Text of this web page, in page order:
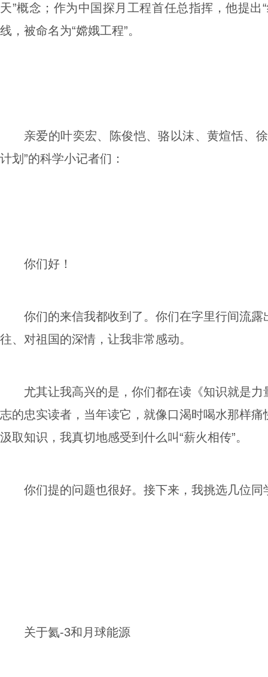
天”概念；作为中国探月工程首任总指挥，他提出
线，被命名为“嫦娥工程”。
亲爱的叶奕宏、陈俊恺、骆以沫、黄煊恬、
计划”的科学小记者们：
你们好！
你们的来信我都收到了。你们在字里行间流
往、对祖国的深情，让我非常感动。
尤其让我高兴的是，你们都在读《知识就是
志的忠实读者，当年读它，就像口渴时喝水那样
汲取知识，我真切地感受到什么叫“薪火相传”。
你们提的问题也很好。接下来，我挑选几位同
关于氦-3和月球能源